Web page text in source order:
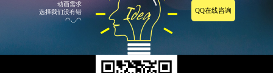
动画需求
选择我们没有错
◠◡◠
QQ在线咨询